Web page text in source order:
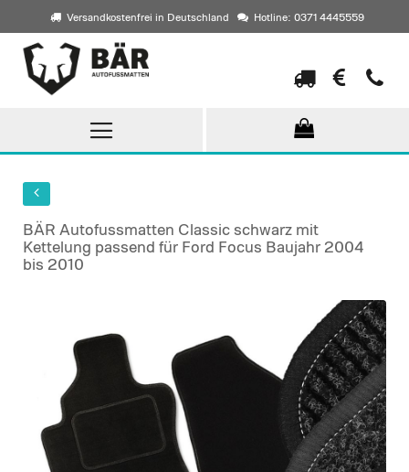
Versandkostenfrei in Deutschland Hotline: 0371 4445559
Direkt
zum
Inhalt
BÄR Autofussmatten Classic schwarz mit
Kettelung passend für Ford Focus Baujahr 2004
bis 2010
images
gallery